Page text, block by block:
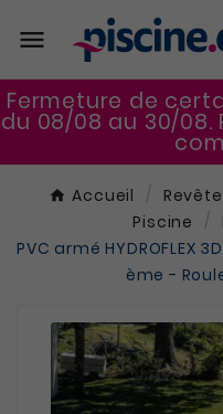

Fermeture de
du 08/08 au 30/
Accueil
Piscine
PVC armé HYDROFLEX
ème -